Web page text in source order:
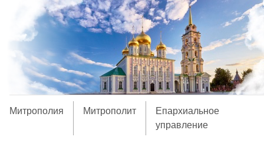
Митрополия Митрополит
Епархиальное
управление